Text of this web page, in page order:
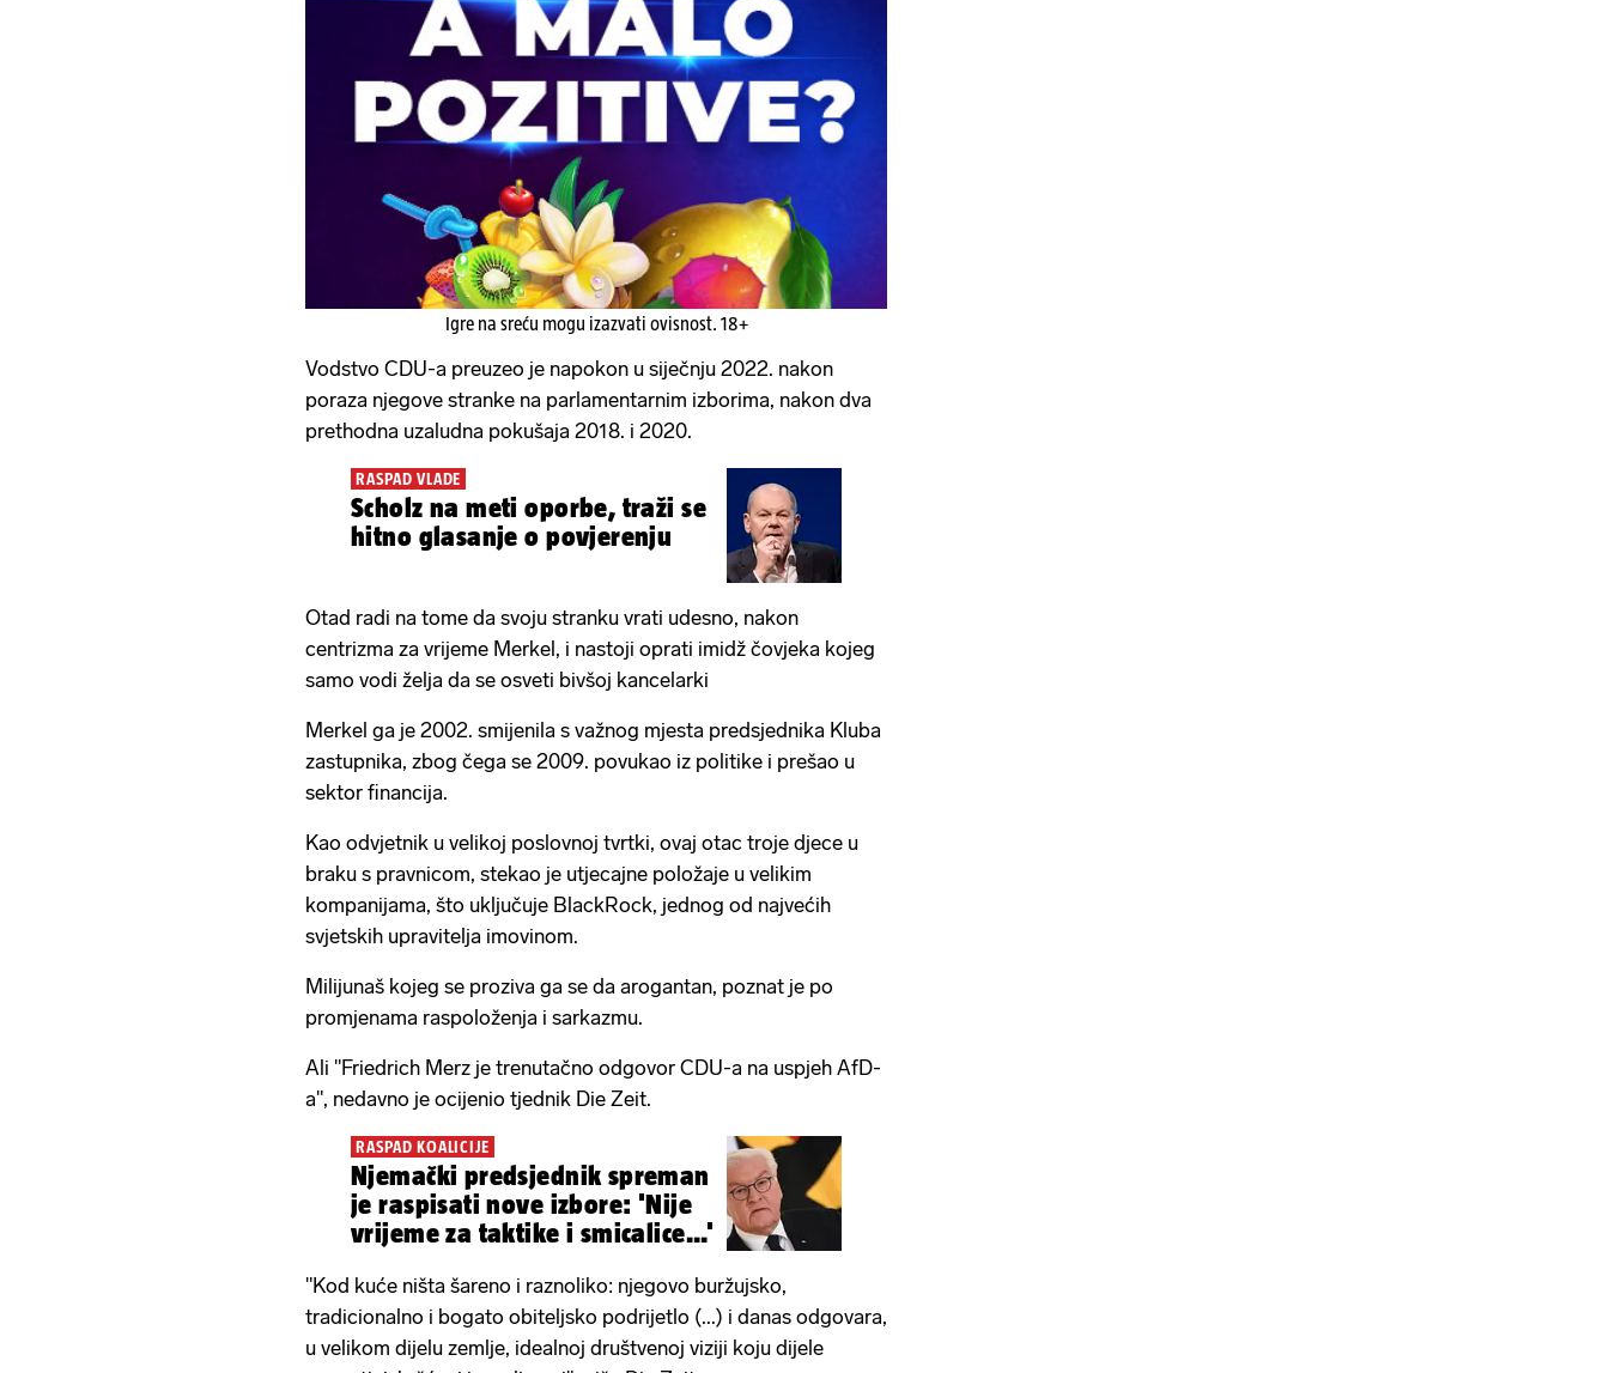
Igre na sreću mogu izazvati ovisnost. 18+
Vodstvo CDU-a preuzeo je napokon u siječnju 2022. nakon
poraza njegove stranke na parlamentarnim izborima, nakon dva
prethodna uzaludna pokušaja 2018. i 2020.
RASPAD VLADE
Scholz na meti oporbe, traži se
hitno glasanje o povjerenju
Otad radi na tome da svoju stranku vrati udesno, nakon
centrizma za vrijeme Merkel, i nastoji oprati imidž čovjeka kojeg
samo vodi želja da se osveti bivšoj kancelarki
Merkel ga je 2002. smijenila s važnog mjesta predsjednika Kluba
zastupnika, zbog čega se 2009. povukao iz politike i prešao u
sektor financija.
Kao odvjetnik u velikoj poslovnoj tvrtki, ovaj otac troje djece u
braku s pravnicom, stekao je utjecajne položaje u velikim
kompanijama, što uključuje BlackRock, jednog od najvećih
svjetskih upravitelja imovinom.
Milijunaš kojeg se proziva ga se da arogantan, poznat je po
promjenama raspoloženja i sarkazmu.
Ali "Friedrich Merz je trenutačno odgovor CDU-a na uspjeh AfD-
a", nedavno je ocijenio tjednik Die Zeit.
RASPAD KOALICIJE
Njemački predsjednik spreman
je raspisati nove izbore: 'Nije
vrijeme za taktike i smicalice...'
"Kod kuće ništa šareno i raznoliko: njegovo buržujsko,
tradicionalno i bogato obiteljsko podrijetlo (...) i danas odgovara,
u velikom dijelu zemlje, idealnoj društvenoj viziji koju dijele